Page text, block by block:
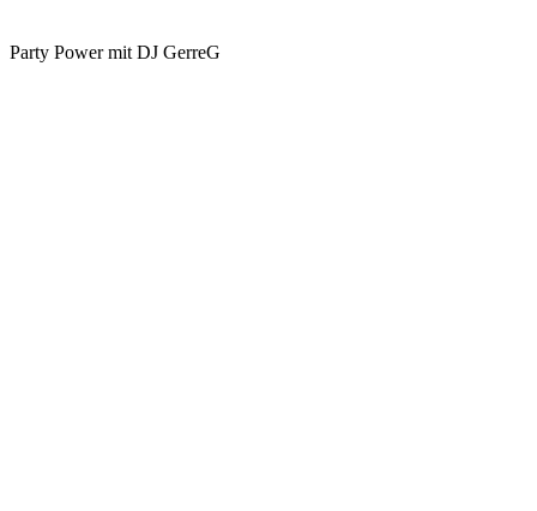
Party Power mit DJ GerreG